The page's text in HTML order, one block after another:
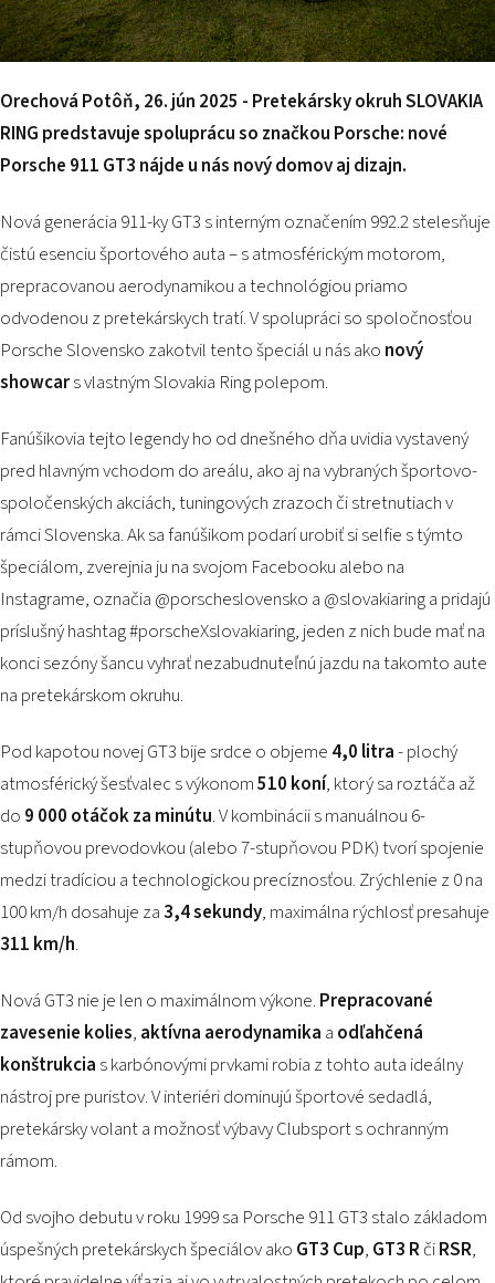
PODUJATIA 2026
KONTAKTY
Orechová Potôň, 26. jún 2025 - Pretekársky okruh SLOVAKIA
RING predstavuje spoluprácu so značkou Porsche: nové
Porsche 911 GT3 nájde u nás nový domov aj dizajn.
Nová generácia 911-ky GT3 s interným označením 992.2 stelesňuje
čistú esenciu športového auta – s atmosférickým motorom,
prepracovanou aerodynamikou a technológiou priamo
odvodenou z pretekárskych tratí. V spolupráci so spoločnosťou
Porsche Slovensko zakotvil tento špeciál u nás ako nový
showcars vlastným Slovakia Ring polepom.
Fanúšikovia tejto legendy ho od dnešného dňa uvidia vystavený
pred hlavným vchodom do areálu, ako aj na vybraných športovo-
spoločenských akciách, tuningových zrazoch či stretnutiach v
rámci Slovenska. Ak sa fanúšikom podarí urobiť si selfie s týmto
špeciálom, zverejnia ju na svojom Facebooku alebo na
Instagrame, označia @porscheslovensko a @slovakiaring a pridajú
príslušný hashtag #porscheXslovakiaring, jeden z nich bude mať na
konci sezóny šancu vyhrať nezabudnuteľnú jazdu na takomto aute
na pretekárskom okruhu.
Pod kapotou novej GT3 bije srdce o objeme 4,0 litra- plochý
atmosférický šesťvalec s výkonom510 koní, ktorý sa roztáča až
do 9 000 otáčok za minútu. V kombinácii s manuálnou 6-
stupňovou prevodovkou (alebo 7-stupňovou PDK) tvorí spojenie
medzi tradíciou a technologickou precíznosťou. Zrýchlenie z 0 na
100 km/h dosahuje za3,4 sekundy, maximálna rýchlosť presahuje
311 km/h.
Nová GT3 nie je len o maximálnom výkone. Prepracované
zavesenie kolies, aktívna aerodynamika a odľahčená
konštrukcia s karbónovými prvkami robia z tohto auta ideálny
nástroj pre puristov. V interiéri dominujú športové sedadlá,
pretekársky volant a možnosť výbavy Clubsport s ochranným
rámom.
Od svojho debutu v roku 1999 sa Porsche 911 GT3 stalo základom
úspešných pretekárskych špeciálov ako GT3 Cup, GT3 RčiRSR,